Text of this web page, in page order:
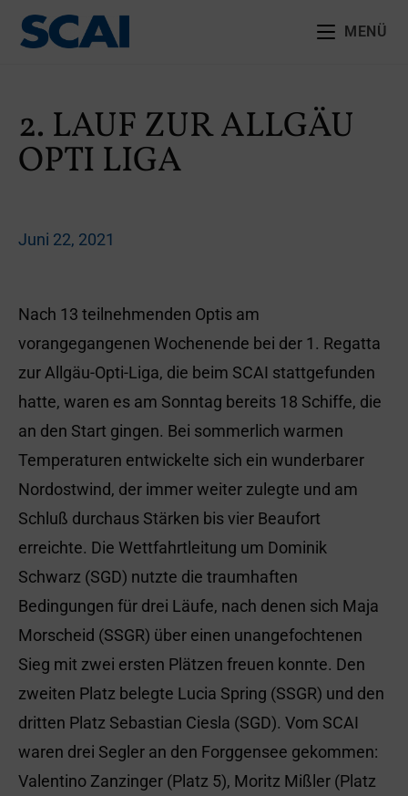
MENÜ
2. LAUF ZUR ALLGÄU
OPTI LIGA
Juni 22, 2021
Nach 13 teilnehmenden Optis am
vorangegangenen Wochenende bei der 1. Regatta
zur Allgäu-Opti-Liga, die beim SCAI stattgefunden
hatte, waren es am Sonntag bereits 18 Schiffe, die
an den Start gingen. Bei sommerlich warmen
Temperaturen entwickelte sich ein wunderbarer
Nordostwind, der immer weiter zulegte und am
Schluß durchaus Stärken bis vier Beaufort
erreichte. Die Wettfahrtleitung um Dominik
Schwarz (SGD) nutzte die traumhaften
Bedingungen für drei Läufe, nach denen sich Maja
Morscheid (SSGR) über einen unangefochtenen
Sieg mit zwei ersten Plätzen freuen konnte. Den
zweiten Platz belegte Lucia Spring (SSGR) und den
dritten Platz Sebastian Ciesla (SGD). Vom SCAI
waren drei Segler an den Forggensee gekommen:
Valentino Zanzinger (Platz 5), Moritz Mißler (Platz